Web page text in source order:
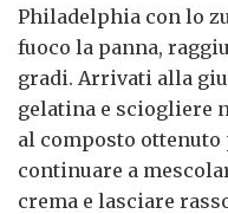
Philadelphia con lo
fuoco la panna,
gradi. Arrivati alla
gelatina e sciogliere
al composto ottenuto
continuare a
crema e lasciare